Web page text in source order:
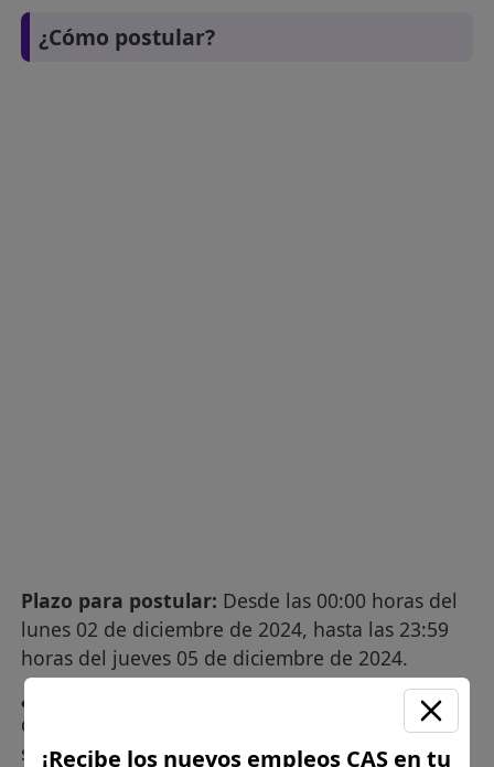
¿Cómo postular?
Plazo para postular: Desde las 00:00 horas del
lunes 02 de diciembre de 2024, hasta las 23:59
horas del jueves 05 de diciembre de 2024.
¿Como postular?:
Remisión de propuesta del /
de la postulante al correo electrónico:
seleccion@fmp.gob.pe(SIN TILDE) Deberá
¡Recibe los nuevos empleos CAS en tu